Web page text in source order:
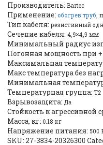
Производитель: Bartec
Применение: обогрев труб,
Тип кабеля: резистивный
Сечение кабеля: 4,9×4,9 мм
Минимальный радиус
Погонная мощность при
Максимальная
Макс температура без
Минимальная
Температурная группа: T2
Взрывозащита: Да
Стойкость к агрессивной
Масса, кг: 0.18 кг
Напряжение питания: 500
SKU: 27-3834-20326300